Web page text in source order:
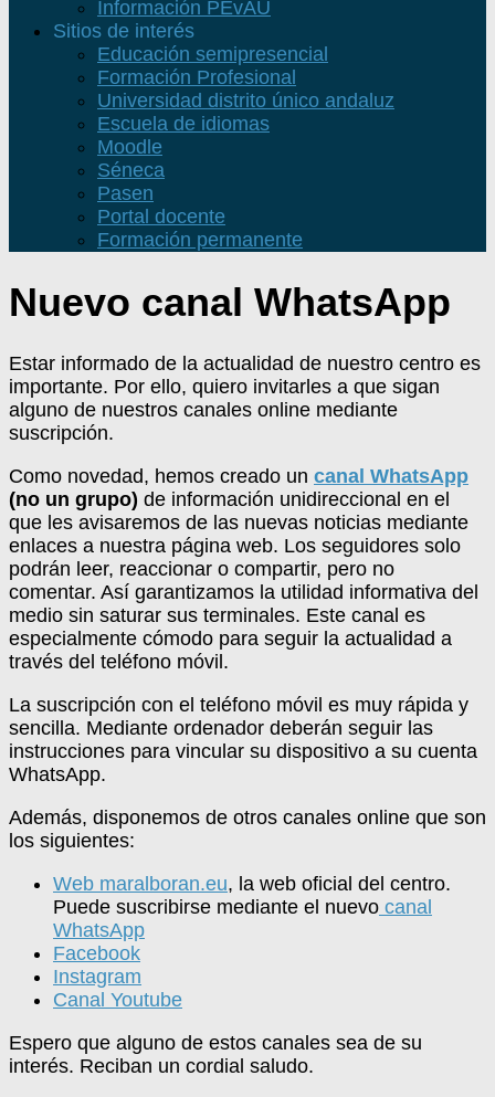
Información PEvAU
Sitios de interés
Educación semipresencial
Formación Profesional
Universidad distrito único andaluz
Escuela de idiomas
Moodle
Séneca
Pasen
Portal docente
Formación permanente
Nuevo canal WhatsApp
Estar informado de la actualidad de nuestro centro es
importante. Por ello, quiero invitarles a que sigan
alguno de nuestros canales online mediante
suscripción.
Como novedad, hemos creado un canal WhatsApp
(no un grupo) de información unidireccional en el
que les avisaremos de las nuevas noticias mediante
enlaces a nuestra página web. Los seguidores solo
podrán leer, reaccionar o compartir, pero no
comentar. Así garantizamos la utilidad informativa del
medio sin saturar sus terminales. Este canal es
especialmente cómodo para seguir la actualidad a
través del teléfono móvil.
La suscripción con el teléfono móvil es muy rápida y
sencilla. Mediante ordenador deberán seguir las
instrucciones para vincular su dispositivo a su cuenta
WhatsApp.
Además, disponemos de otros canales online que son
los siguientes:
Web maralboran.eu, la web oficial del centro.
Puede suscribirse mediante el nuevo canal
WhatsApp
Facebook
Instagram
Canal Youtube
Espero que alguno de estos canales sea de su
interés. Reciban un cordial saludo.